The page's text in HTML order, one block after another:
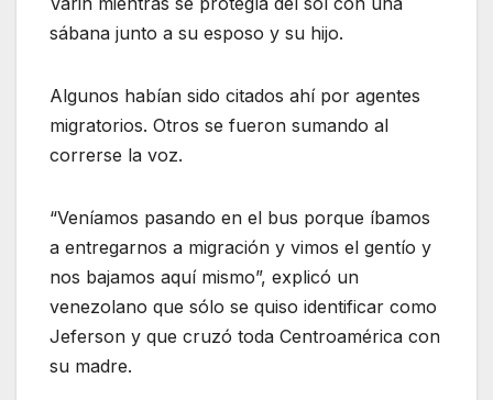
sábana junto a su esposo y su hijo.
Algunos habían sido citados ahí por agentes
migratorios. Otros se fueron sumando al
correrse la voz.
“Veníamos pasando en el bus porque íbamos
a entregarnos a migración y vimos el gentío y
nos bajamos aquí mismo”, explicó un
venezolano que sólo se quiso identificar como
Jeferson y que cruzó toda Centroamérica con
su madre.